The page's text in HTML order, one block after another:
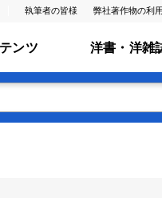
執筆者の皆様 弊社著作物の利
ンツ 洋書・洋雑